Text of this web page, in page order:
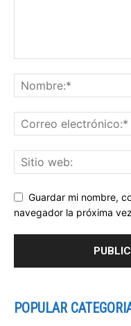
Guardar mi nombre,
navegador la próxima
POPULAR